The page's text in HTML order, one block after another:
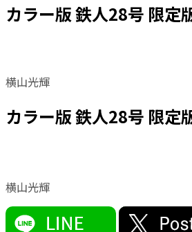
カラー版 鉄人28号 限定
横山光輝
カラー版 鉄人28号 限定
横山光輝